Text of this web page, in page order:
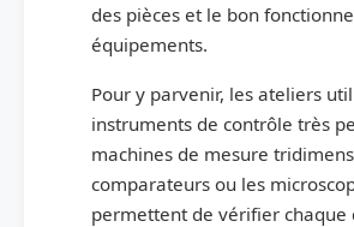
des pièces et le bon
équipements.
Pour y parvenir, les ateliers
instruments de contrôle très
machines de mesure
comparateurs ou les
permettent de vérifier chaque